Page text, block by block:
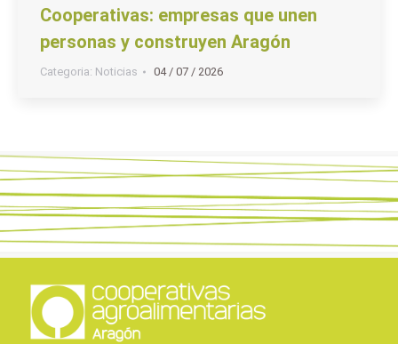
Cooperativas: empresas que unen
personas y construyen Aragón
Categoria: Noticias 04 / 07 / 2026